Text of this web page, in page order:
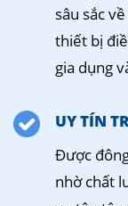
sâu sắc
thiết bị
gia dụng
UY TÍN
Được
nhờ chất